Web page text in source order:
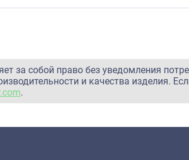
за собой право без уведомления
и качества изделия.
.